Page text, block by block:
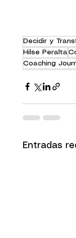
Decidir y
Hilse Peralta
Coaching
Entradas